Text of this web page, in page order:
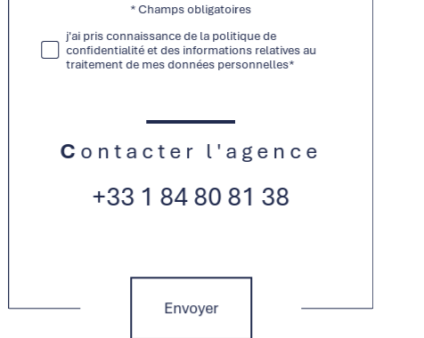
Validation* Champs obligatoires
j'ai pris connaissance de la politique de
confidentialité et des informations relatives au
traitement de mes données personnelles*
Contacter l'agence
+33 1 84 80 81 38
Envoyer